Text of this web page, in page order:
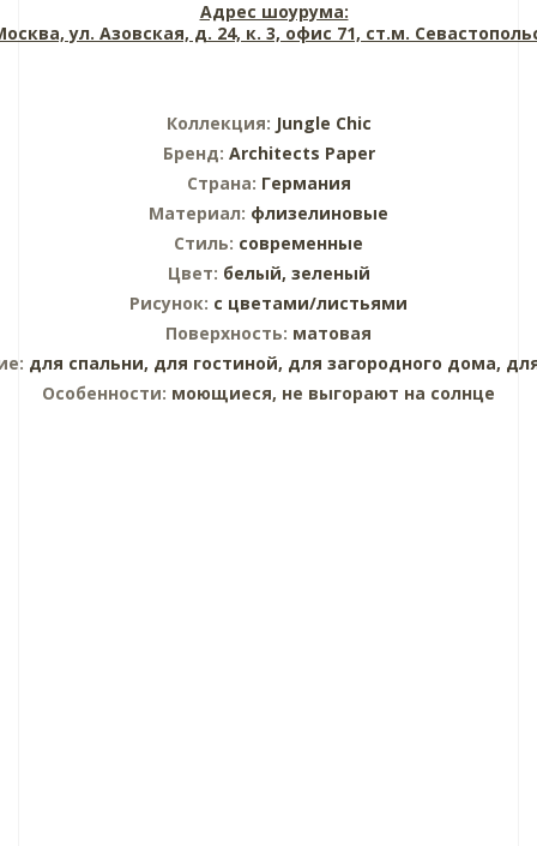
Адрес шоурума:
ул. Азовская, д. 24, к. 3, офис 71, ст.м.
Коллекция: Jungle Chic
Бренд: Architects Paper
Страна: Германия
Материал: флизелиновые
Стиль: современные
Цвет: белый, зеленый
Рисунок: с цветами/листьями
Поверхность: матовая
для спальни, для гостиной, для загородного дома,
Особенности: моющиеся, не выгорают на солнце